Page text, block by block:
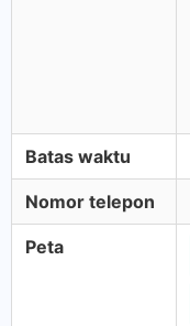
Batas waktu
Nomor telepon
Peta